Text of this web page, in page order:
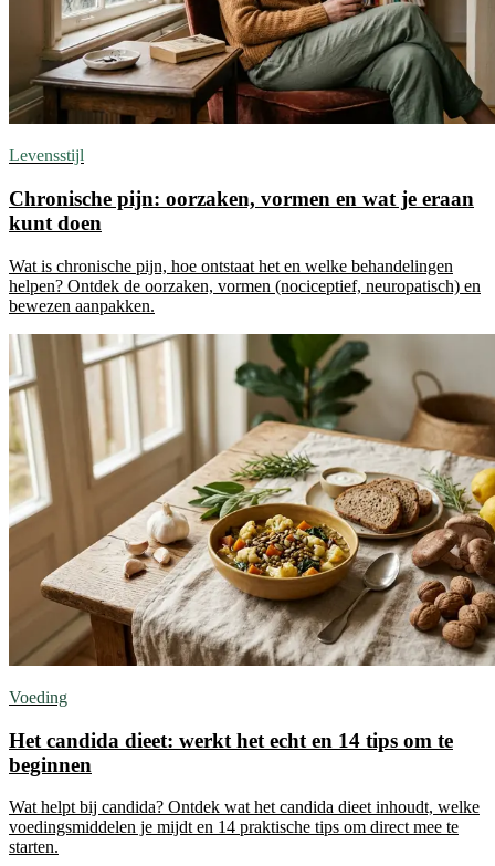
Levensstijl
Chronische pijn: oorzaken, vormen en wat je eraan
kunt doen
Wat is chronische pijn, hoe ontstaat het en welke behandelingen
helpen? Ontdek de oorzaken, vormen (nociceptief, neuropatisch) en
bewezen aanpakken.
Voeding
Het candida dieet: werkt het echt en 14 tips om te
beginnen
Wat helpt bij candida? Ontdek wat het candida dieet inhoudt, welke
voedingsmiddelen je mijdt en 14 praktische tips om direct mee te
starten.